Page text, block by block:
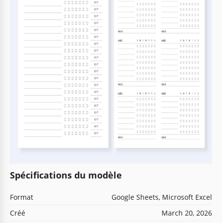
Spécifications du modèle
Format
Google Sheets, Microsoft Excel
Créé
March 20, 2026